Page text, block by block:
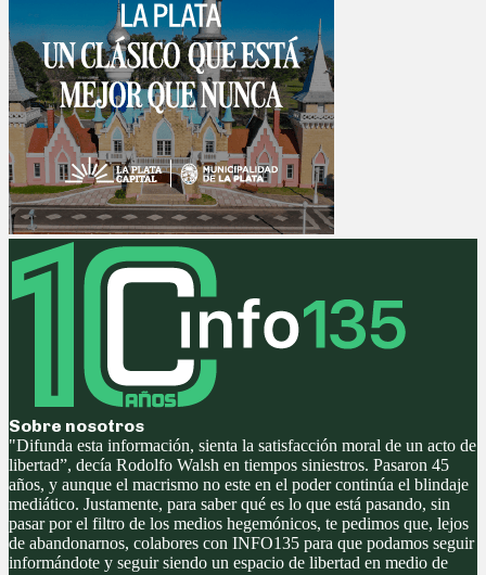
Sobre nosotros
"Difunda esta información, sienta la satisfacción moral de un acto de
libertad”, decía Rodolfo Walsh en tiempos siniestros. Pasaron 45
años, y aunque el macrismo no este en el poder continúa el blindaje
mediático. Justamente, para saber qué es lo que está pasando, sin
pasar por el filtro de los medios hegemónicos, te pedimos que, lejos
de abandonarnos, colabores con INFO135 para que podamos seguir
informándote y seguir siendo un espacio de libertad en medio de